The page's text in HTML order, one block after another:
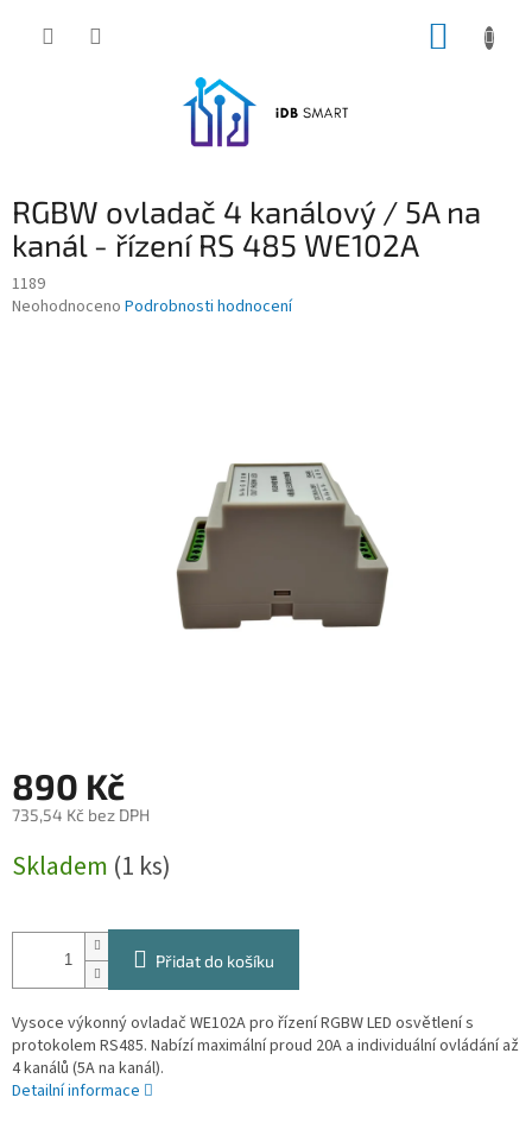
RGBW ovladač 4 kanálový / 5A na
kanál - řízení RS 485 WE102A
1189
Průměrné
Neohodnoceno Podrobnosti hodnocení
890 Kč
735,54 Kč bez DPH
cena:
Skladem (1 ks)
Přidat do košíku
Vysoce výkonný ovladač WE102A pro řízení RGBW LED osvětlení s
protokolem RS485. Nabízí maximální proud 20A a individuální ovládání až
4 kanálů (5A na kanál).
Detailní informace